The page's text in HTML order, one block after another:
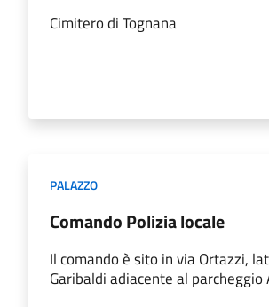
Cimitero di Tognana
PALAZZO
Comando Polizia locale
Il comando è sito in via Ortazzi,
Garibaldi adiacente al parcheggio